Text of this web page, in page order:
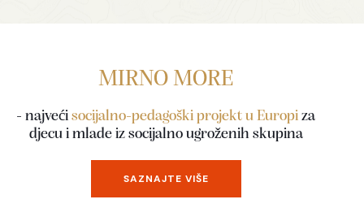
MIRNO MORE
- najveći socijalno-pedagoški projekt u Europi za
djecu i mlade iz socijalno ugroženih skupina
SAZNAJTE VIŠE